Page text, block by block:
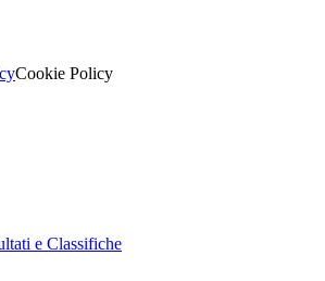
Cookie Policy
e Classifiche